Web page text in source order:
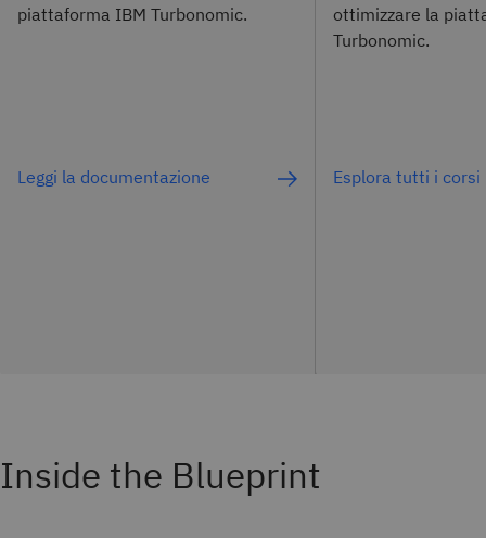
piattaforma IBM Turbonomic.
Leggi la documentazione
ottimizzare la
Turbonomic.
Esplora tutti i corsi
Inside the Blueprint